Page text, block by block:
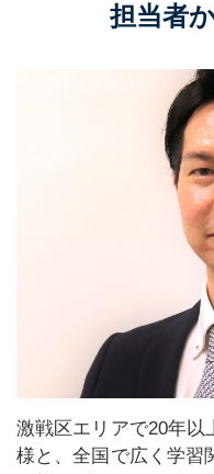
担当者
激戦区エリアで20年以
様と、全国で広く学習